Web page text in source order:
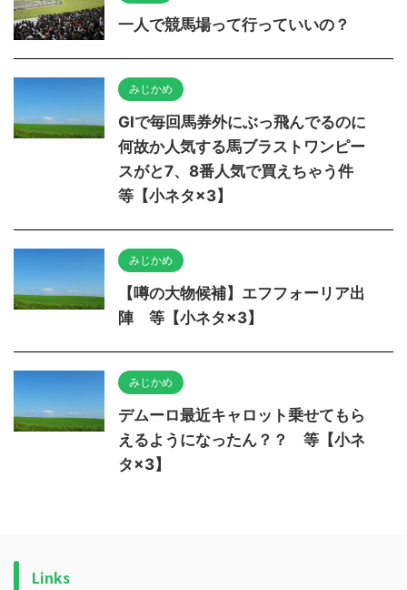
一人で競馬場って行っていいの？
みじかめ
GIで毎回馬券外にぶっ飛んでるのに
何故か人気する馬ブラストワンピー
スがと7、8番人気で買えちゃう件
等【小ネタ×3】
みじかめ
【噂の大物候補】エフフォーリア出
陣 等【小ネタ×3】
みじかめ
デムーロ最近キャロット乗せてもら
えるようになったん？？ 等【小ネ
タ×3】
Links